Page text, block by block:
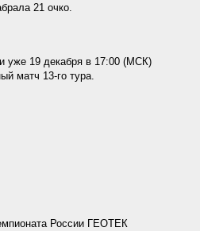
21 очко.
уже 19 декабря в 17:00 (МСК)
матч 13-го тура.
России ГЕОТЕК